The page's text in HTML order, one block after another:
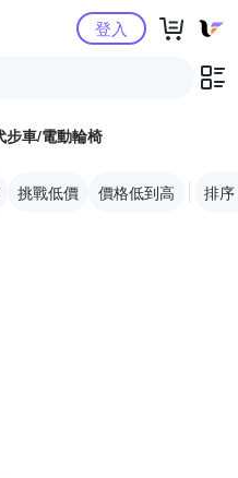
購物中心登入
步車/電動輪椅
挑戰低價 價格低到高 排序